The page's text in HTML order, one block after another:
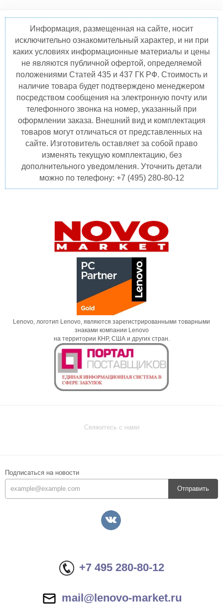
Информация, размещенная на сайте, носит
исключительно ознакомительный характер, и ни при
каких условиях информационные материалы и цены
не являются публичной офертой, определяемой
положениями Статей 435 и 437 ГК РФ. Стоимость и
наличие товара будет подтверждено менеджером
посредством сообщения на электронную почту или
телефонного звонка на номер, указанный при
оформлении заказа. Внешний вид и комплектация
товаров могут отличаться от представленных на
сайте. Изготовитель оставляет за собой право
изменять текущую комплектацию, без
дополнительного уведомления. Уточнить детали
можно по телефону: +7 (495) 280-80-12
Lenovo, логотип Lenovo, являются зарегистрированными товарными
знаками компании Lenovo
на территории КНР, США и других стран.
Свяжитесь с нами
Подписаться на новости
Отправить
+7 495 280-80-12
mail@lenovo-market.ru